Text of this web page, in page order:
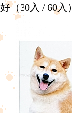
好（30入 / 60入）